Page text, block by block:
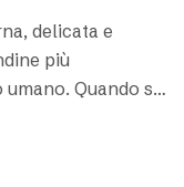
delicata e
più
Quando si
il tendine.
d’Achille?